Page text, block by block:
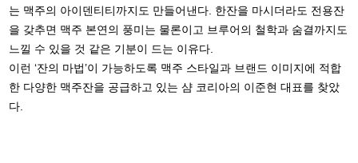
는 맥주의 아이덴티티까지도 만들어낸다. 한잔을 마시더라도 전용잔
을 갖추면 맥주 본연의 풍미는 물론이고 브루어의 철학과 숨결까지도
느낄 수 있을 것 같은 기분이 드는 이유다.
이런 ‘잔의 마법’이 가능하도록 맥주 스타일과 브랜드 이미지에 적합
한 다양한 맥주잔을 공급하고 있는 샴 코리아의 이준현 대표를 찾았
다.